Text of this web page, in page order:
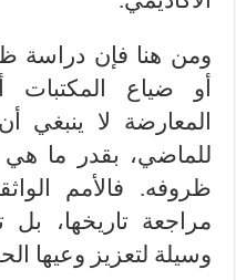
ومن هنا فإن دراسة
أو ضياع المكتبات
المعارضة لا ينبغي
للماضي، بقدر ما هي
ظروفه. فالأمم
مراجعة تاريخها،
وسيلة لتعزيز وعيها